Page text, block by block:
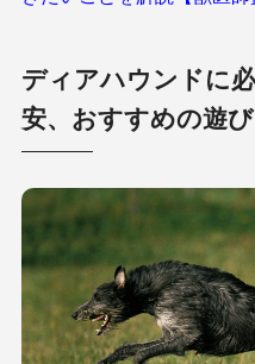
ディアハウンドに
安、おすすめの遊